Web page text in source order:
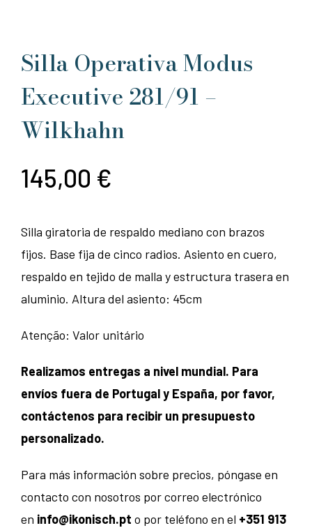
Silla Operativa Modus
Executive 281/91 –
Wilkhahn
145,00 €
Silla giratoria de respaldo mediano con brazos
fijos. Base fija de cinco radios. Asiento en cuero,
respaldo en tejido de malla y estructura trasera en
aluminio. Altura del asiento: 45cm
Atenção: Valor unitário
Realizamos entregas a nivel mundial. Para
envíos fuera de Portugal y España, por favor,
contáctenos para recibir un presupuesto
personalizado.
Para más información sobre precios, póngase en
contacto con nosotros por correo electrónico
en info@ikonisch.pt o por teléfono en el +351 913